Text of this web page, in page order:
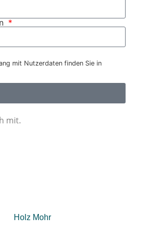
mit Nutzerdaten finden Sie in
mit.
Holz Mohr